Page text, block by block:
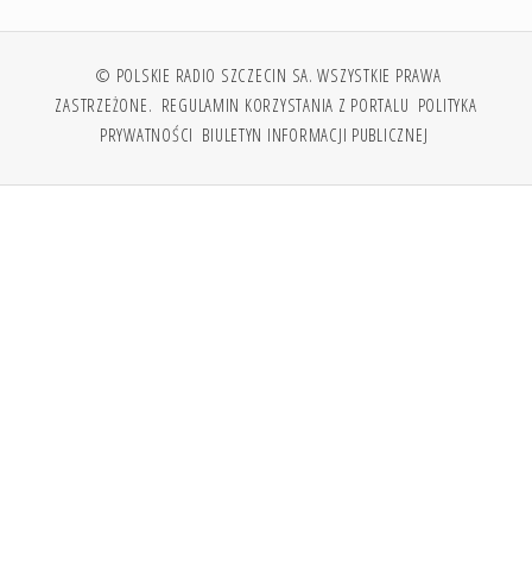
© POLSKIE RADIO SZCZECIN SA. WSZYSTKIE PRAWA
ZASTRZEŻONE. REGULAMIN KORZYSTANIA Z PORTALU POLITYKA
PRYWATNOŚCI BIULETYN INFORMACJI PUBLICZNEJ